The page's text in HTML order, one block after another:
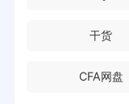
干货
CFA网盘